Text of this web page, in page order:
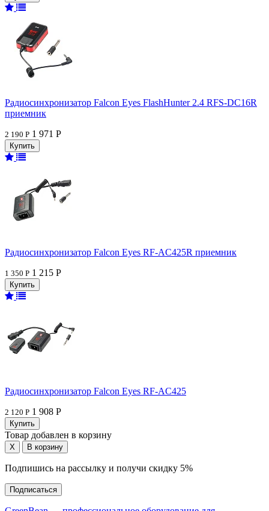
Радиосинхронизатор Falcon Eyes FlashHunter 2.4 RFS-DC16R
приемник
2 190 Р 1 971 Р
Радиосинхронизатор Falcon Eyes RF-AC425R приемник
1 350 Р 1 215 Р
Радиосинхронизатор Falcon Eyes RF-AC425
2 120 Р 1 908 Р
Товар добавлен в корзину
Подпишись на рассылку и получи скидку 5%
Подписаться